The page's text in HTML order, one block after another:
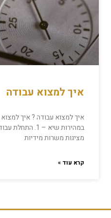
איך למצוא עבודה
איך למצוא עבודה ? איך
במהירות שיא –
מציגות משרות מידיות
קרא עוד »